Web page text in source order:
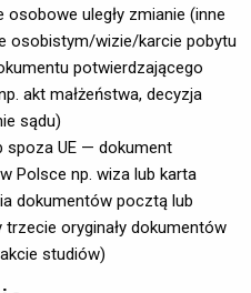
uległy zmianie (inne
osobistym/wizie/karcie pobytu
potwierdzającego
akt małżeństwa, decyzja
sądu)
spoza UE — dokument
Polsce np. wiza lub karta
dokumentów pocztą lub
oryginały dokumentów
studiów)